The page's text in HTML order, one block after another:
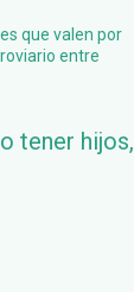
que valen por
entre
tener hijos,